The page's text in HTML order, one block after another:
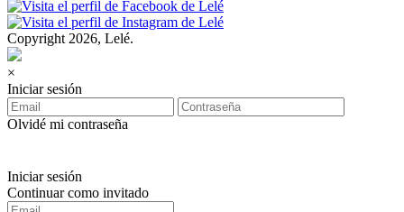
Copyright 2026, Lelé.
×
Iniciar sesión
Olvidé mi contraseña
Iniciar sesión
Continuar como invitado